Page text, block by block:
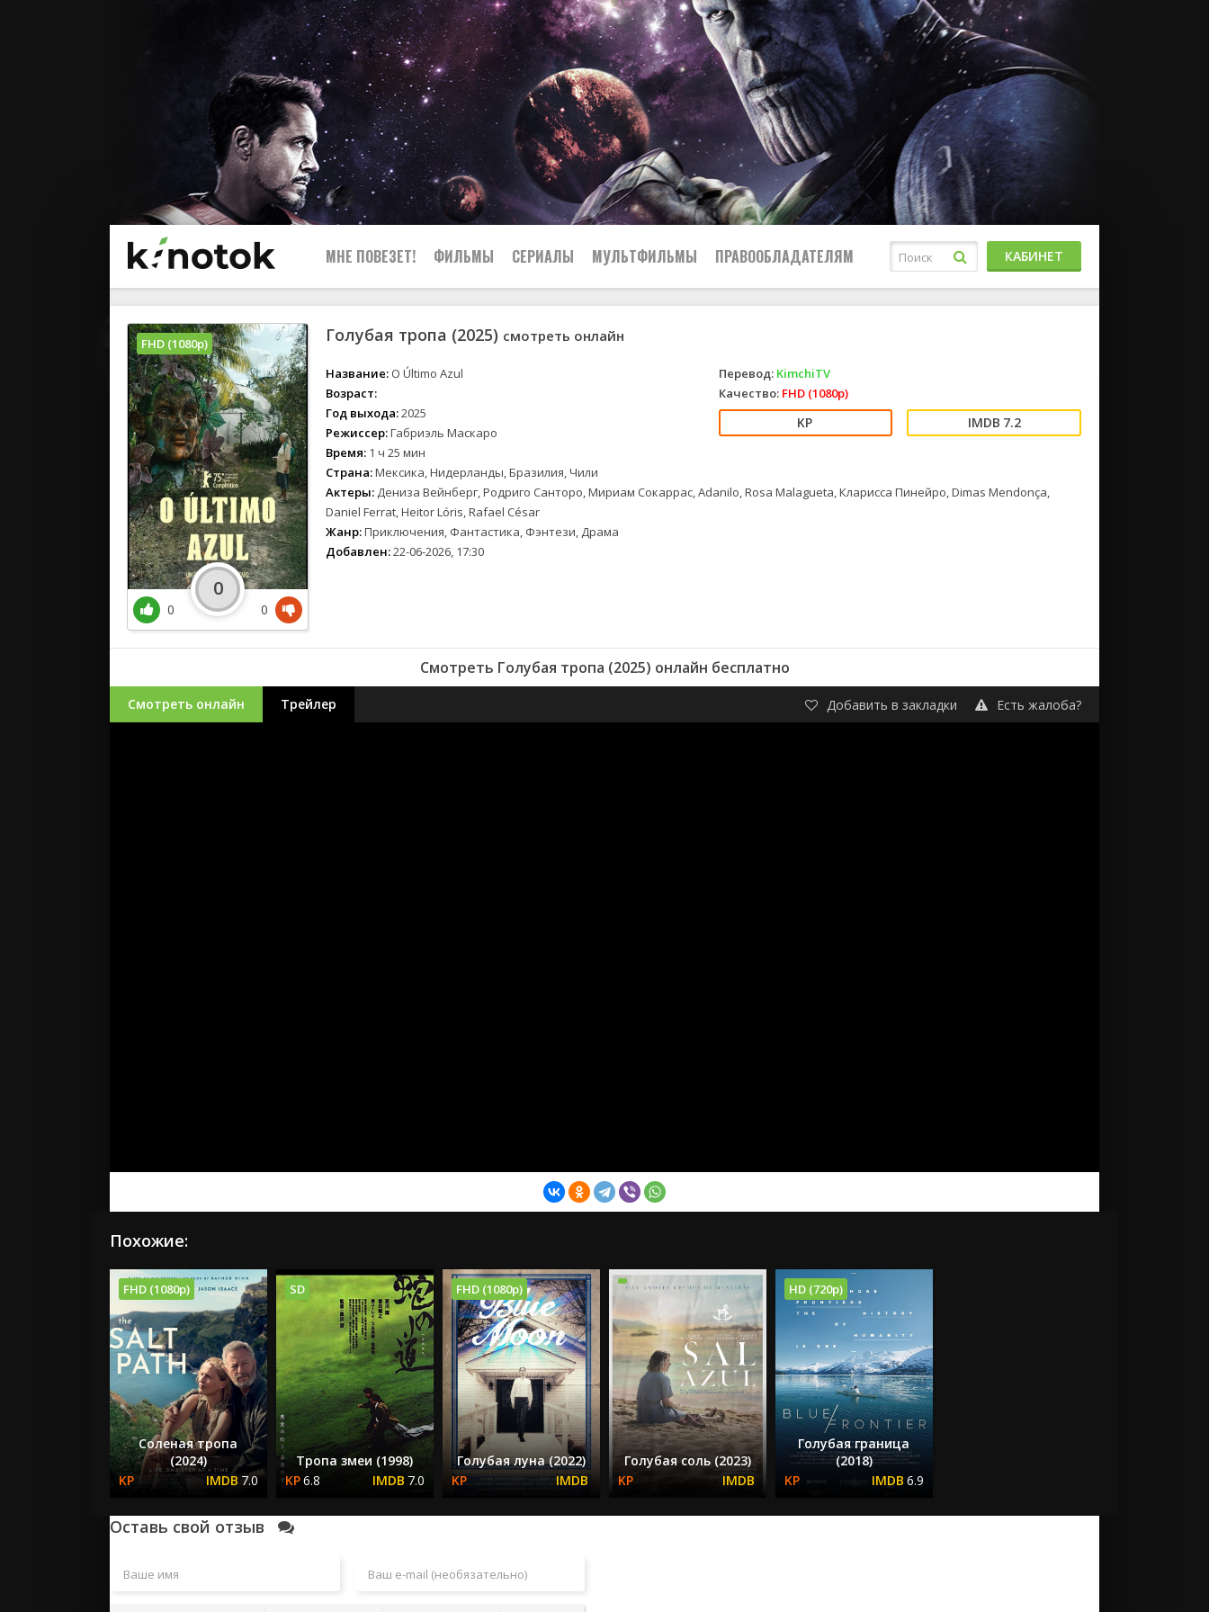
МНЕ ПОВЕЗЕТ! ФИЛЬМЫ СЕРИАЛЫ МУЛЬТФИЛЬМЫ ПРАВООБЛАДАТЕЛЯМ КАБИНЕТ
Голубая тропа (2025) смотреть онлайн
Название: O Último Azul
Возраст:
Год выхода:2025
Режиссер:Габриэль Маскаро
Время: 1 ч 25 мин
Страна:Мексика, Нидерланды, Бразилия, Чили
Перевод: KimchiTV
Качество: FHD (1080p)
7.2
Актеры: Дениза Вейнберг, Родриго Санторо, Мириам Сокаррас, Adanilo, Rosa Malagueta, Кларисса Пинейро, Dimas Mendonça,
Daniel Ferrat, Heitor Lóris, Rafael César
Жанр:Приключения, Фантастика, Фэнтези, Драма
Добавлен:22-06-2026, 17:30
FHD (1080p)
0
0
0
Смотреть Голубая тропа (2025) онлайн бесплатно
Смотреть онлайн Трейлер Добавить в закладки Есть жалоба?
Похожие:
FHD (1080p)
Соленая тропа
(2024)
7.0
SD
Тропа змеи (1998)
6.8
7.0
FHD (1080p)
Голубая луна (2022) Голубая соль (2023)
HD (720p)
Голубая граница
(2018)
6.9
Оставь свой отзыв